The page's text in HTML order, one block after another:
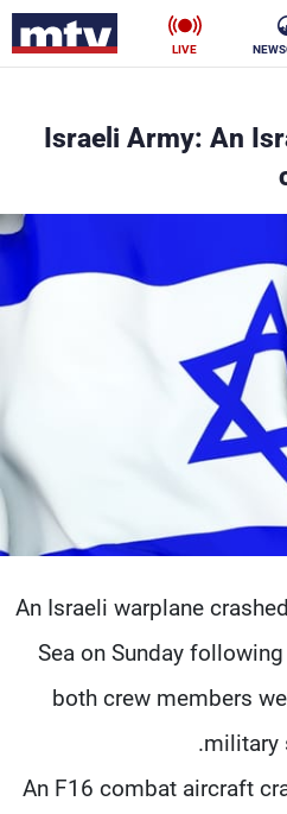
LIVE
Israeli Army: An
An Israeli warplane
Sea on Sunday
both crew members
military
"An F16 combat aircraft
ناس
فن
رياضة
وظائف
معنا
الخصوصية